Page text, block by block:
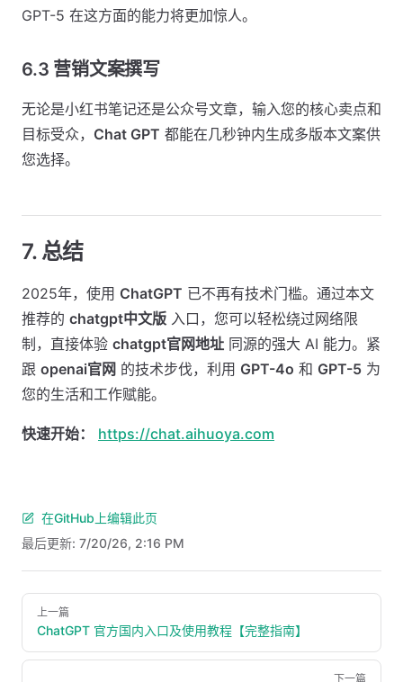
GPT-5 在这方面的能力将更加惊人。
6.3 营销文案撰写
无论是小红书笔记还是公众号文章，输入您的核心卖点和
目标受众， Chat GPT 都能在几秒钟内生成多版本文案供
您选择。
7. 总结
2025年，使用 ChatGPT 已不再有技术门槛。通过本文
推荐的 chatgpt中文版 入口，您可以轻松绕过网络限
制，直接体验 chatgpt官网地址 同源的强大 AI 能力。紧
跟 openai官网 的技术步伐，利用 GPT-4o 和 GPT-5 为
您的生活和工作赋能。
快速开始： https://chat.aihuoya.com
在GitHub上编辑此页
最后更新: 7/20/26, 2:16 PM
Pager
上一篇
ChatGPT 官方国内入口及使用教程【完整指南】
下一篇